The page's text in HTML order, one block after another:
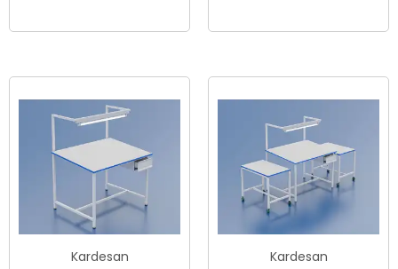
Kardesan Kardesan